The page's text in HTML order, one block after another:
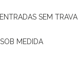
SEM TRAVA
SOB MEDIDA